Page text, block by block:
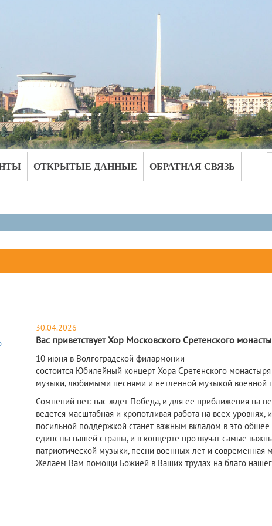
ОТКРЫТЫЕ ДАННЫЕ ОБРАТНАЯ СВЯЗЬ
30.04.2026
Вас приветствует Хор Московского Сретенского
10 июня в Волгоградской филармонии
состоится Юбилейный концерт Хора Сретенского
музыки, любимыми песнями и нетленной музыкой военной
Сомнений нет: нас ждет Победа, и для ее приближения на
ведется масштабная и кропотливая работа на всех
посильной поддержкой станет важным вкладом в это
единства нашей страны, и в концерте прозвучат самые
патриотической музыки, песни военных лет и современная
Желаем Вам помощи Божией в Ваших трудах на благо